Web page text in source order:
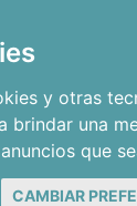
y otras
brindar una
que
CAMBIAR